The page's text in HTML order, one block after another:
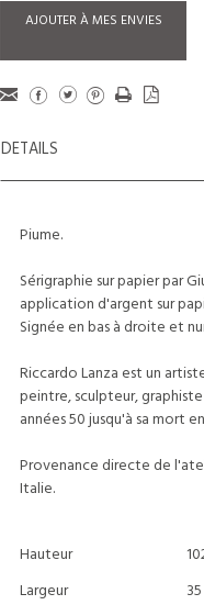
AJOUTER À MES ENVIES
DETAILS
Piume.
Sérigraphie sur papier par
application d'argent sur
Signée en bas à droite et
Riccardo Lanza est un
peintre, sculpteur,
années 50 jusqu'à sa mort
Provenance directe de
Italie.
Hauteur
Largeur